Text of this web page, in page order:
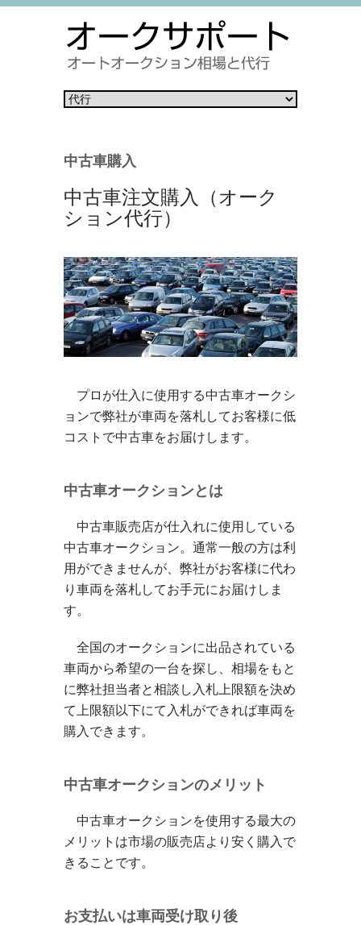
中古車購入
中古車注文購入（オーク
ション代行）
プロが仕入に使用する中古車オークシ
ョンで弊社が車両を落札してお客様に低
コストで中古車をお届けします。
中古車オークションとは
中古車販売店が仕入れに使用している
中古車オークション。通常一般の方は利
用ができませんが、弊社がお客様に代わ
り車両を落札してお手元にお届けしま
す。
全国のオークションに出品されている
車両から希望の一台を探し、相場をもと
に弊社担当者と相談し入札上限額を決め
て上限額以下にて入札ができれば車両を
購入できます。
中古車オークションのメリット
中古車オークションを使用する最大の
メリットは市場の販売店より安く購入で
きることです。
お支払いは車両受け取り後